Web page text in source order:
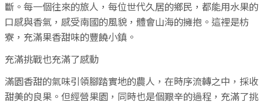
斷。每一個往來的旅人，每位世代久居的鄉民，都能用水果的
口感與香氣，感受南國的風貌，體會山海的擁抱。這裡是枋
寮，充滿果香甜味的豐饒小鎮。
充滿挑戰也充滿了感動
滿園香甜的氣味引領腳踏實地的農人，在時序流轉之中，採收
甜美的良果。但經營果園，同時也是個艱辛的過程，充滿了挑